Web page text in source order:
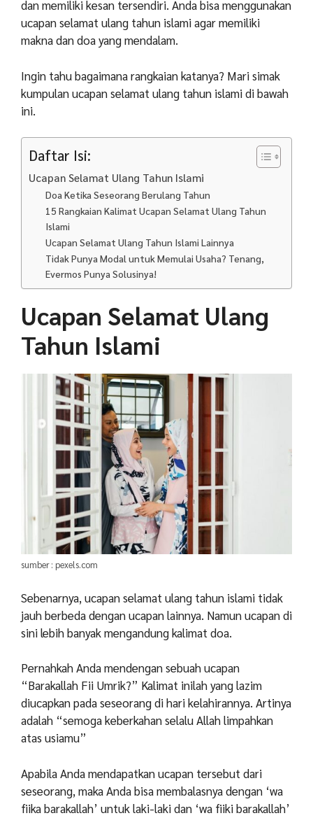
dan memiliki kesan tersendiri. Anda bisa menggunakan
ucapan selamat ulang tahun islami agar memiliki
makna dan doa yang mendalam.
Ingin tahu bagaimana rangkaian katanya? Mari simak
kumpulan ucapan selamat ulang tahun islami di bawah
ini.
Daftar Isi:
Ucapan Selamat Ulang Tahun Islami
Doa Ketika Seseorang Berulang Tahun
15 Rangkaian Kalimat Ucapan Selamat Ulang Tahun
Islami
Ucapan Selamat Ulang Tahun Islami Lainnya
Tidak Punya Modal untuk Memulai Usaha? Tenang,
Evermos Punya Solusinya!
Ucapan Selamat Ulang
Tahun Islami
sumber : pexels.com
Sebenarnya, ucapan selamat ulang tahun islami tidak
jauh berbeda dengan ucapan lainnya. Namun ucapan di
sini lebih banyak mengandung kalimat doa.
Pernahkah Anda mendengan sebuah ucapan
“Barakallah Fii Umrik?” Kalimat inilah yang lazim
diucapkan pada seseorang di hari kelahirannya. Artinya
adalah “semoga keberkahan selalu Allah limpahkan
atas usiamu”
Apabila Anda mendapatkan ucapan tersebut dari
seseorang, maka Anda bisa membalasnya dengan ‘wa
fiika barakallah’ untuk laki-laki dan ‘wa fiiki barakallah’